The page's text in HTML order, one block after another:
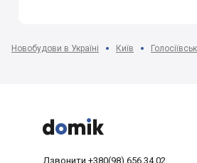
Новобудови в Україні Київ



Дзвонити +380(98) 656 34 02